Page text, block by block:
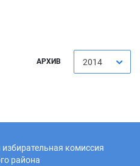
АРХИВ 2014
комиссия
района